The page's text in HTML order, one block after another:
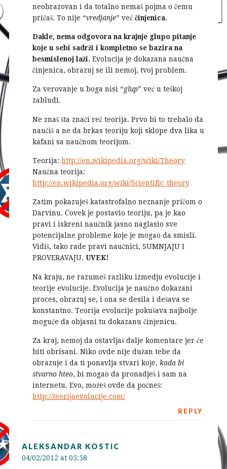
neobrazovan i da totalno nemaš pojma o čemu
pričaš. To nije “vredjanje” većčinjenica.
Dakle, nema odgovora na krajnje glupo pitanje
koje u sebi sadrži i kompletno se bazira na
besmislenoj laži. Evolucija je dokazana naučna
činjenica, obrazuj se ili nemoj, tvoj problem.
Za verovanje u boga nisi “glup” već u teškoj
zabludi.
Ne znaš šta znači reč teorija. Prvo bi to trebalo da
naučiš a ne da brkas teoriju koji sklope dva lika u
kafani sa naučnom teorijom.
Teorija:http://en.wikipedia.org/wiki/Theory
Naučna teorija:
http://en.wikipedia.org/wiki/Scientific_theory
Zatim pokazuješ katastrofalno neznanje pričom o
Darvinu. Čovek je postavio teoriju, pa je kao
pravi i iskreni naučnik jasno naglasio sve
potencijalne probleme koje je mogao da smisli.
Vidiš, tako rade pravi naučnici, SUMNJAJU I
PROVERAVAJU.UVEK!
Na kraju, ne razumeš razliku izmedju evolucije i
teorije evolucije. Evolucija je naučno dokazani
proces, obrazuj se, i ona se desila i dešava se
konstantno. Teorija evolucije pokušava najbolje
moguće da objasni tu dokazanu činjenicu.
Za kraj, nemoj da ostavljaš dalje komentare jer će
biti obrisani. Niko ovde nije dužan tebe da
obrazuje i da ti ponavlja stvari koje, kada bi
stvarno hteo, bi mogao da pronadješ i sam na
internetu. Evo, možeš ovde da počneš:
http://teorijaevolucije.com/
REPLY
ALEKSANDAR KOSTIC
04/02/2012 at 05:58